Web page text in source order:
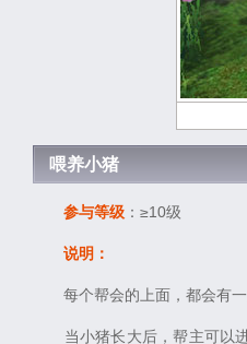
喂养小猪
参与等级 ：≥10级
说明：
每个帮会的上面，都会有一
当小猪长大后，帮主可以进